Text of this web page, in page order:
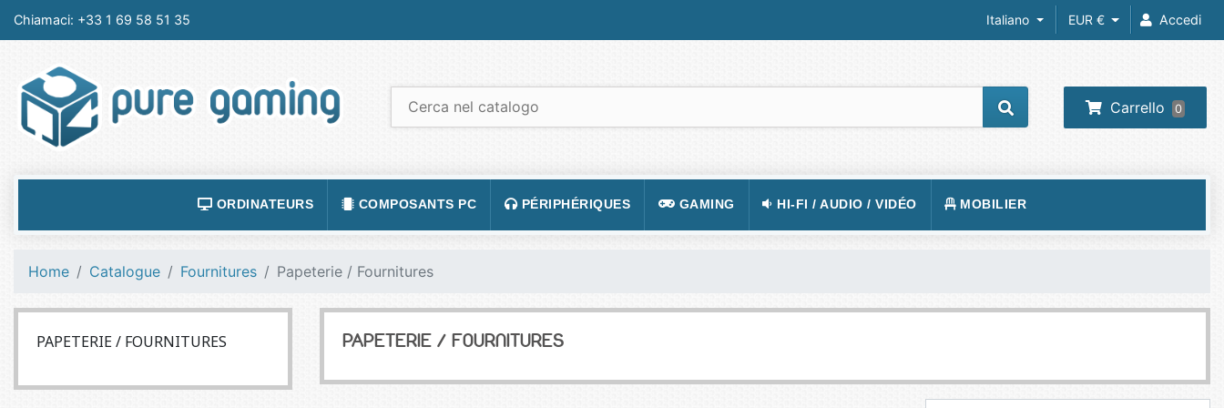
Chiamaci: +33 1 69 58 51 35 Italiano EUR € Accedi
Carrello 0
ORDINATEURS
ACCESSOIRES ORDINATEURS PORTABLES
TABLETTES
COMPOSANTS PC
ALIMENTATION
PÉRIPHÉRIQUES GAMING HI-FI / AUDIO / VIDÉO MOBILIER
Home Catalogue Fournitures Papeterie / Fournitures
PAPETERIE / FOURNITURES PAPETERIE / FOURNITURES